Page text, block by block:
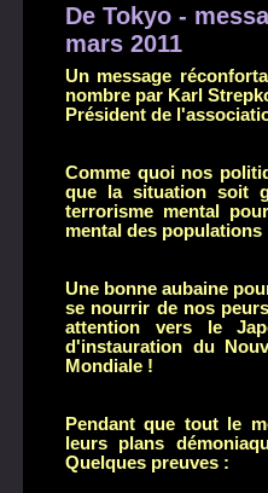
De Tokyo -
mars 2011
Un message
nombre par Karl
Président de
Comme quoi nos
que la situation soit
terrorisme mental
mental des populations
Une bonne aubaine
se nourrir de nos
attention vers le
d'instauration du
Mondiale !
Pendant que tout le
leurs plans
Quelques preuves :